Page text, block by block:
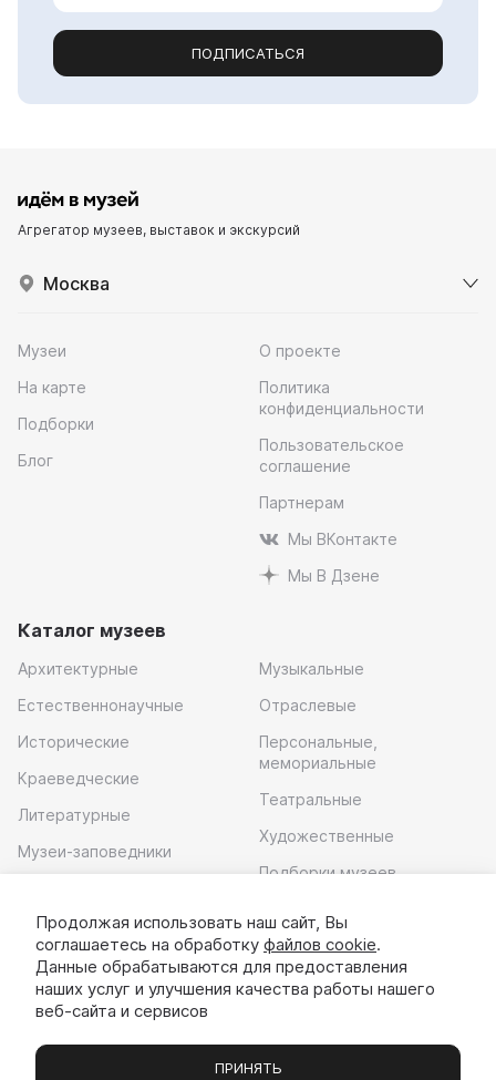
ПОДПИСАТЬСЯ
Агрегатор музеев, выставок и экскурсий
Москва
Музеи
На карте
Подборки
Блог
О проекте
Политика
конфиденциальности
Пользовательское
соглашение
Партнерам
Мы ВКонтакте
Мы В Дзене
Каталог музеев
Архитектурные
Естественнонаучные
Исторические
Краеведческие
Литературные
Музеи-заповедники
Музыкальные
Отраслевые
Персональные,
мемориальные
Театральные
Художественные
Подборки музеев
Скачать приложение
Продолжая использовать наш сайт, Вы
соглашаетесь на обработку файлов cookie.
Данные обрабатываются для предоставления
наших услуг и улучшения качества работы нашего
веб-сайта и сервисов
ПРИНЯТЬ